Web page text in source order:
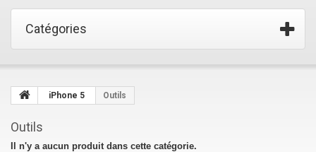
Catégories
iPhone 5 Outils
Outils
Il n'y a aucun produit dans cette catégorie.